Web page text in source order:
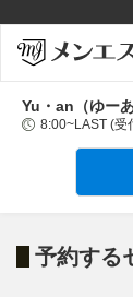
Yu・an（ゆーあ
8:00~LAST (受
予約する